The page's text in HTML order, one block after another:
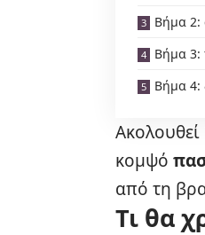
Βήμα 2:
Βήμα 3:
Βήμα 4:
κομψό
από τη
Τι θα